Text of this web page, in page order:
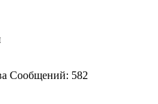
Сообщений: 582